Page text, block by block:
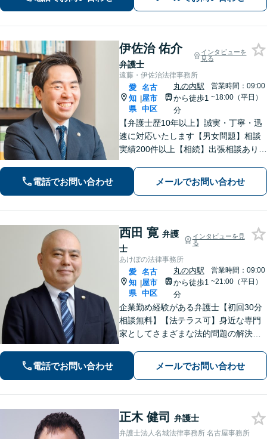
決」ITに関する深い知見を活かして技
伊佐治 佑介
弁護士
インタビューを
見る
遠藤・伊佐治法律事務所
愛
知
県
|
名古
屋市
中区
丸の内駅
から徒歩1
分
営業時間：09:00
~18:00（平日）
【弁護士歴10年以上】誠実・丁寧・迅
速に対応いたします【男女問題】相談
実績200件以上【相続】出張相談あり
金・債務整理】累計相談200件以上！
【企業法務】スポット依頼から顧問契
電話でお問い合わせ メールでお問い合わせ
西田 寛 弁護
士
インタビューを見
る
あけぼの法律事務所
愛
知
県
|
名古
屋市
中区
丸の内駅
から徒歩1
分
営業時間：09:00
~21:00（平日）
企業勤め経験がある弁護士【初回30分
相談無料】【法テラス可】身近な専門
家としてさまざまな法的問題の解決に
さまに寄り添いながらご納得頂けるま
でとことん対応！私に一度ご相談くだ
電話でお問い合わせ メールでお問い合わせ
正木 健司 弁護士
弁護士法人名城法律事務所 名古屋事務所